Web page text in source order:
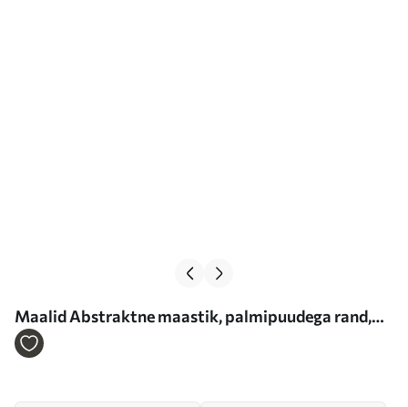
Maalid Abstraktne maastik, palmipuudega rand,
päikesepaisteline päev sinise taeva ja mõne pilvega